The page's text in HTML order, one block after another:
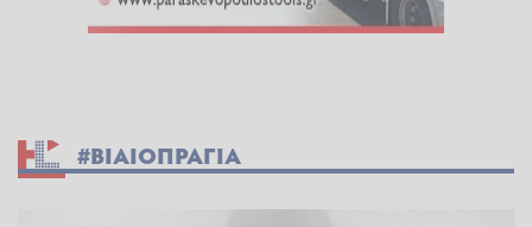
#ΒΙΑΙΟΠΡΑΓΙΑ